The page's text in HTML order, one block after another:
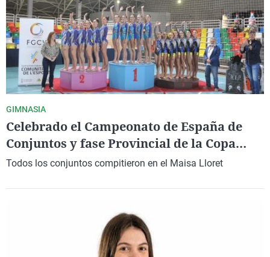
GIMNASIA
Celebrado el Campeonato de España de
Conjuntos y fase Provincial de la Copa
Base de gimnasia rítmica en la Vila
Todos los conjuntos compitieron en el Maisa Lloret